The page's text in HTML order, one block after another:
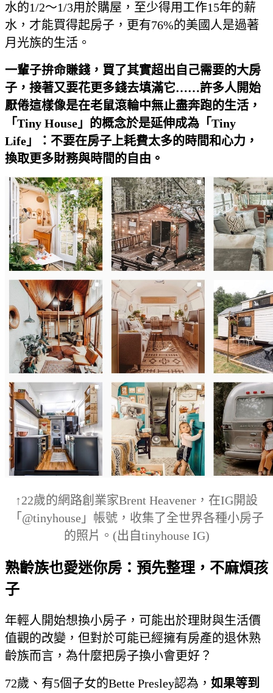
水的1/2～1/3用於購屋，至少得用工作15年的薪
水，才能買得起房子，更有76%的美國人是過著
月光族的生活。
一輩子拚命賺錢，買了其實超出自己需要的大房
子，接著又要花更多錢去填滿它……許多人開始
厭倦這樣像是在老鼠滾輪中無止盡奔跑的生活，
「Tiny House 」的概念於是延伸成為「Tiny
Life 」：不要在房子上耗費太多的時間和心力，
換取更多財務與時間的自由。
↑22歲的網路創業家Brent Heavener，在IG開設
「@tinyhouse」帳號，收集了全世界各種小房子
的照片。 (出自tinyhouse IG)
熟齡族也愛迷你房：預先整理，不麻煩孩
子
年輕人開始想換小房子，可能出於理財與生活價
值觀的改變，但對於可能已經擁有房產的退休熟
齡族而言，為什麼把房子換小會更好？
72歲、有5個子女的Bette Presley認為， 如果等到